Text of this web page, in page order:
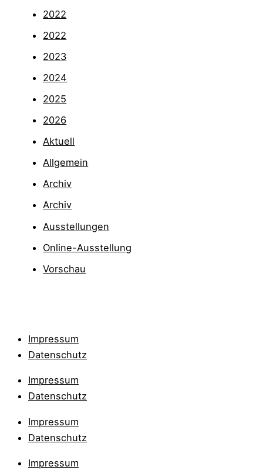
2022
2022
2023
2024
2025
2026
Aktuell
Allgemein
Archiv
Archiv
Ausstellungen
Online-Ausstellung
Vorschau
Impressum
Datenschutz
Impressum
Datenschutz
Impressum
Datenschutz
Impressum